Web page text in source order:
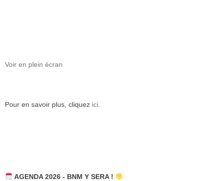
Voir en plein écran
Pour en savoir plus, cliquez ici
AGENDA 2026 - BNM Y SERA !